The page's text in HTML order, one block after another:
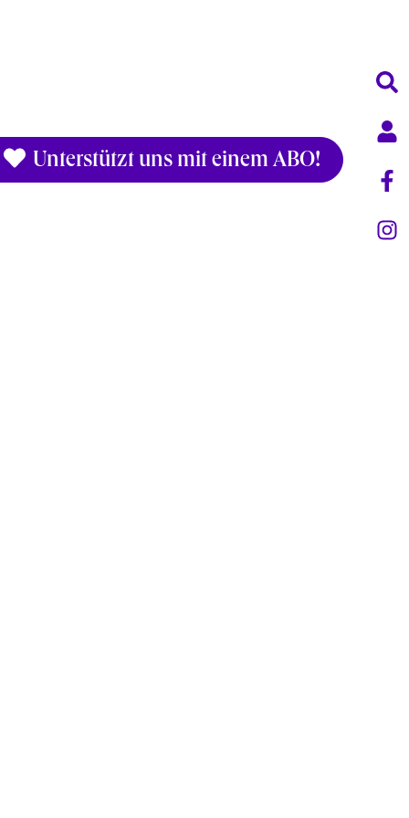
Unterstützt uns mit einem ABO!